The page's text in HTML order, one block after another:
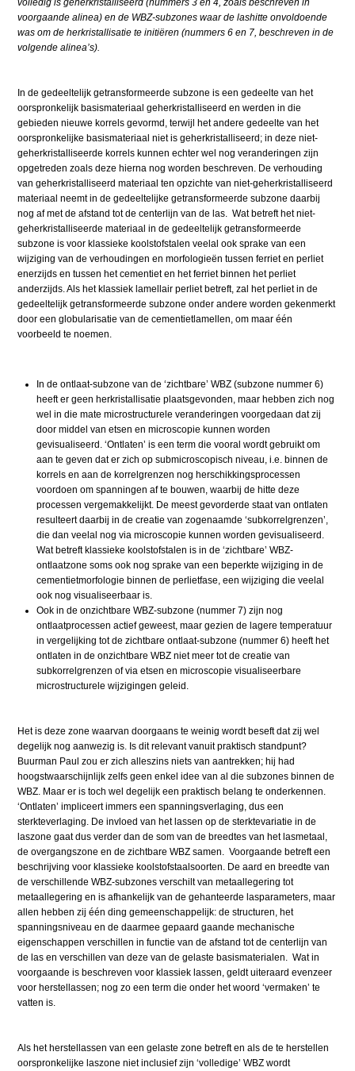
voorgaande alinea) en de WBZ-subzones waar de lashitte onvoldoende
was om de herkristallisatie te initiëren (nummers 6 en 7, beschreven in de
volgende alinea’s).
In de gedeeltelijk getransformeerde subzone is een gedeelte van het
oorspronkelijk basismateriaal geherkristalliseerd en werden in die
gebieden nieuwe korrels gevormd, terwijl het andere gedeelte van het
oorspronkelijke basismateriaal niet is geherkristalliseerd; in deze niet-
geherkristalliseerde korrels kunnen echter wel nog veranderingen zijn
opgetreden zoals deze hierna nog worden beschreven. De verhouding
van geherkristalliseerd materiaal ten opzichte van niet-geherkristalliseerd
materiaal neemt in de gedeeltelijke getransformeerde subzone daarbij
nog af met de afstand tot de centerlijn van de las. Wat betreft het niet-
geherkristalliseerde materiaal in de gedeeltelijk getransformeerde
subzone is voor klassieke koolstofstalen veelal ook sprake van een
wijziging van de verhoudingen en morfologieën tussen ferriet en perliet
enerzijds en tussen het cementiet en het ferriet binnen het perliet
anderzijds. Als het klassiek lamellair perliet betreft, zal het perliet in de
gedeeltelijk getransformeerde subzone onder andere worden gekenmerkt
door een globularisatie van de cementietlamellen, om maar één
voorbeeld te noemen.
In de ontlaat-subzone van de ‘zichtbare’ WBZ (subzone nummer 6)
heeft er geen herkristallisatie plaatsgevonden, maar hebben zich nog
wel in die mate microstructurele veranderingen voorgedaan dat zij
door middel van etsen en microscopie kunnen worden
gevisualiseerd. ‘Ontlaten’ is een term die vooral wordt gebruikt om
aan te geven dat er zich op submicroscopisch niveau, i.e. binnen de
korrels en aan de korrelgrenzen nog herschikkingsprocessen
voordoen om spanningen af te bouwen, waarbij de hitte deze
processen vergemakkelijkt. De meest gevorderde staat van ontlaten
resulteert daarbij in de creatie van zogenaamde ‘subkorrelgrenzen’,
die dan veelal nog via microscopie kunnen worden gevisualiseerd.
Wat betreft klassieke koolstofstalen is in de ‘zichtbare’ WBZ-
ontlaatzone soms ook nog sprake van een beperkte wijziging in de
cementietmorfologie binnen de perlietfase, een wijziging die veelal
ook nog visualiseerbaar is.
Ook in de onzichtbare WBZ-subzone (nummer 7) zijn nog
ontlaatprocessen actief geweest, maar gezien de lagere temperatuur
in vergelijking tot de zichtbare ontlaat-subzone (nummer 6) heeft het
ontlaten in de onzichtbare WBZ niet meer tot de creatie van
subkorrelgrenzen of via etsen en microscopie visualiseerbare
microstructurele wijzigingen geleid.
Het is deze zone waarvan doorgaans te weinig wordt beseft dat zij wel
degelijk nog aanwezig is. Is dit relevant vanuit praktisch standpunt?
Buurman Paul zou er zich alleszins niets van aantrekken; hij had
hoogstwaarschijnlijk zelfs geen enkel idee van al die subzones binnen de
WBZ. Maar er is toch wel degelijk een praktisch belang te onderkennen.
‘Ontlaten’ impliceert immers een spanningsverlaging, dus een
sterkteverlaging. De invloed van het lassen op de sterktevariatie in de
laszone gaat dus verder dan de som van de breedtes van het lasmetaal,
de overgangszone en de zichtbare WBZ samen. Voorgaande betreft een
beschrijving voor klassieke koolstofstaalsoorten. De aard en breedte van
de verschillende WBZ-subzones verschilt van metaallegering tot
metaallegering en is afhankelijk van de gehanteerde lasparameters, maar
allen hebben zij één ding gemeenschappelijk: de structuren, het
spanningsniveau en de daarmee gepaard gaande mechanische
eigenschappen verschillen in functie van de afstand tot de centerlijn van
de las en verschillen van deze van de gelaste basismaterialen. Wat in
voorgaande is beschreven voor klassiek lassen, geldt uiteraard evenzeer
voor herstellassen; nog zo een term die onder het woord ‘vermaken’ te
vatten is.
Als het herstellassen van een gelaste zone betreft en als de te herstellen
oorspronkelijke laszone niet inclusief zijn ‘volledige’ WBZ wordt